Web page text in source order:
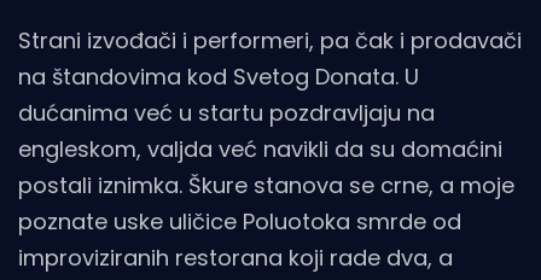
Strani izvođači i performeri, pa čak i prodavači
na štandovima kod Svetog Donata. U
dućanima već u startu pozdravljaju na
engleskom, valjda već navikli da su domaćini
postali iznimka. Škure stanova se crne, a moje
poznate uske uličice Poluotoka smrde od
improviziranih restorana koji rade dva, a